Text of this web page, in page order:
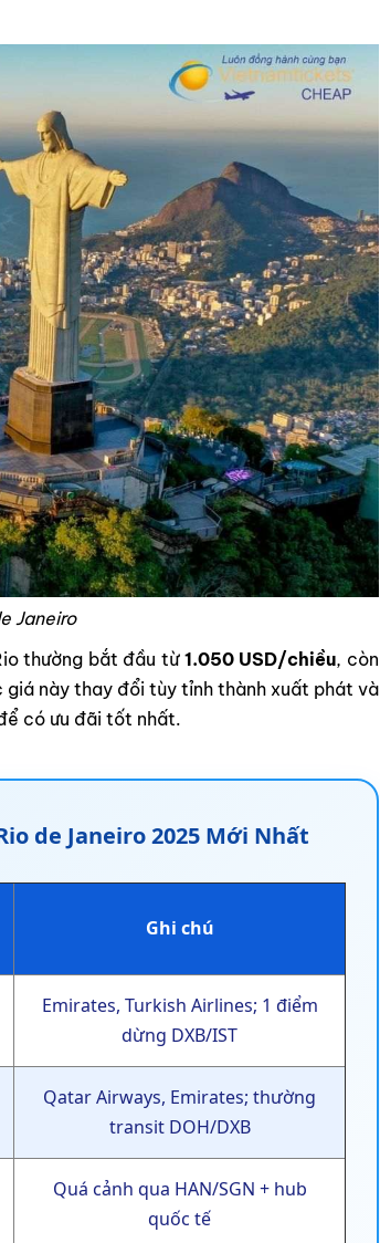
Janeiro
thường bắt đầu từ 1.050 USD/chiều, còn
giá này thay đổi tùy tỉnh thành xuất phát và
có ưu đãi tốt nhất.
de Janeiro 2025 Mới Nhất
Ghi chú
Emirates, Turkish Airlines; 1 điểm
dừng DXB/IST
Qatar Airways, Emirates; thường
transit DOH/DXB
Quá cảnh qua HAN/SGN + hub
quốc tế